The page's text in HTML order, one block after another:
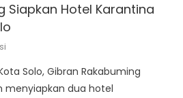
Siapkan Hotel Karantina
Solo, Gibran Rakabuming
menyiapkan dua hotel